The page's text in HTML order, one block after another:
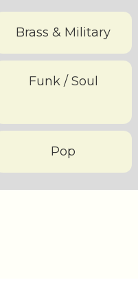
Brass & Military
Funk / Soul
Pop